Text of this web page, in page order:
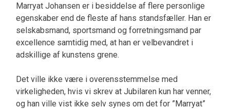
Marryat Johansen er i besiddelse af flere personlige
egenskaber end de fleste af hans standsfæller. Han er
selskabsmand, sportsmand og forretningsmand par
excellence samtidig med, at han er velbevandret i
adskillige af kunstens grene.
Det ville ikke være i overensstemmelse med
virkeligheden, hvis vi skrev at Jubilaren kun har venner,
og han ville vist ikke selv synes om det for ”Marryat”